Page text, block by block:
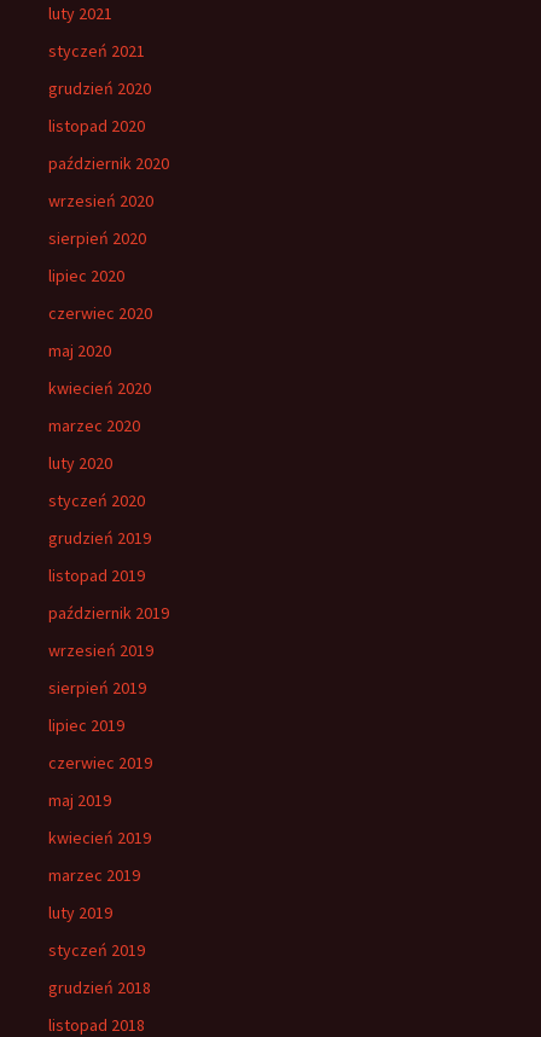
luty 2021
styczeń 2021
grudzień 2020
listopad 2020
październik 2020
wrzesień 2020
sierpień 2020
lipiec 2020
czerwiec 2020
maj 2020
kwiecień 2020
marzec 2020
luty 2020
styczeń 2020
grudzień 2019
listopad 2019
październik 2019
wrzesień 2019
sierpień 2019
lipiec 2019
czerwiec 2019
maj 2019
kwiecień 2019
marzec 2019
luty 2019
styczeń 2019
grudzień 2018
listopad 2018